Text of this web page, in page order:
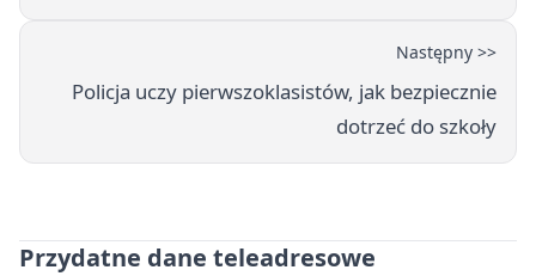
Następny >>
Policja uczy pierwszoklasistów, jak bezpiecznie
dotrzeć do szkoły
Przydatne dane teleadresowe